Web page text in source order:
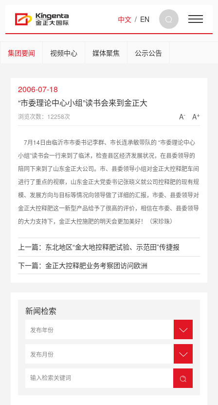
中文 / EN
集团要闻 视频中心 媒体聚焦 公示公告
2006-07-18
“市委理论中心小组”读书会来到金正大
浏览次数：12258次 A- A+
7月14日由临沂市市委书记李群、市长连承敏带队的 “市委理论中心
小组”读书会一行来到了临沭，检查县区经济发展状况，在县委领导的
陪同下来到了山东金正大公司。市、县委领导小组对金正大控释肥车间
进行了重点的视察，山东金正大党委书记张晓义就公司控释肥的现有规
模、发展方向与目标等情况向领导做了详细的汇报，市委、县委领导对
金正大控释肥这一新型产品给予了很高的评价，相信在市委、县委领导
的大力支持下，金正大控施肥的明天会更加美好！（宋珍珠）
上一篇：东北地区“金大地控释肥试验、示范田”传捷报
下一篇：金正大控释肥业务考察团访问欧洲
新闻检索